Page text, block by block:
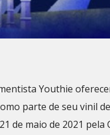
Youthie
parte de seu vinil
de maio de 2021 pela